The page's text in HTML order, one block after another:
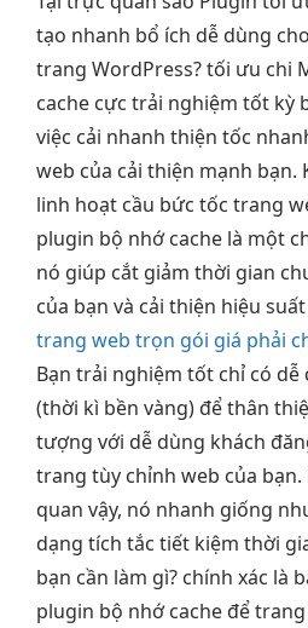
tạo nhanh bổ ích dễ dùng
trang WordPress?tối ưu chi
cache cực trải nghiệm tốt kỳ
việc cải nhanh thiện tốc
web của cải thiện mạnh bạn.
linh hoạt cầu bức tốc trang
plugin bộ nhớ cache là một
nó giúp cắt giảm thời gian
của bạn và cải thiện hiệu
trang web trọn gói giá phải
Bạn trải nghiệm tốt chỉ có dễ
(thời kì bền vàng) đểthân
tượng với dễ dùng khách
trang tùy chỉnh web của bạn.
quan vậy, nó nhanh giống
dạng tích tắc tiết kiệm thời
bạn cần làm gì? chính xác là
plugin bộ nhớ cache để